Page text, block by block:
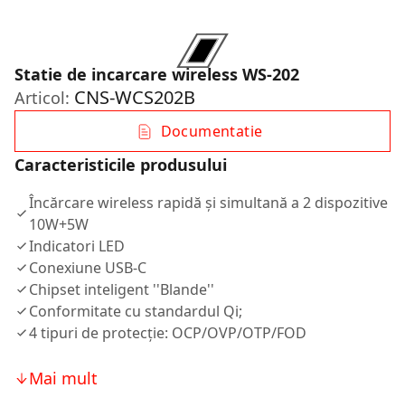
Statie de incarcare wireless WS-202
Articol: CNS-WCS202B
Documentatie
Caracteristicile produsului
Încărcare wireless rapidă și simultană a 2 dispozitive
10W+5W
Indicatori LED
Conexiune USB-C
Chipset inteligent ''Blande''
Conformitate cu standardul Qi;
4 tipuri de protecție: OCP/OVP/OTP/FOD
Mai mult